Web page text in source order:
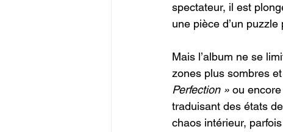
spectateur, il est
une pièce d’un puzzle
Mais l’album ne se
zones plus sombres
Perfection » ou encore
traduisant des états
chaos intérieur,